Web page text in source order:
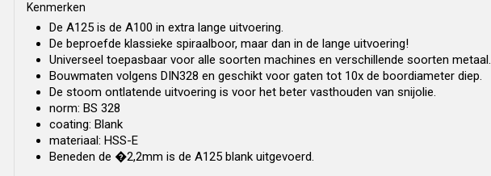
Kenmerken
De A125 is de A100 in extra lange uitvoering.
De beproefde klassieke spiraalboor, maar dan in de lange uitvoering!
Universeel toepasbaar voor alle soorten machines en verschillende soorten metaal.
Bouwmaten volgens DIN328 en geschikt voor gaten tot 10x de boordiameter diep.
De stoom ontlatende uitvoering is voor het beter vasthouden van snijolie.
norm: BS 328
coating: Blank
materiaal: HSS-E
Beneden de �2,2mm is de A125 blank uitgevoerd.